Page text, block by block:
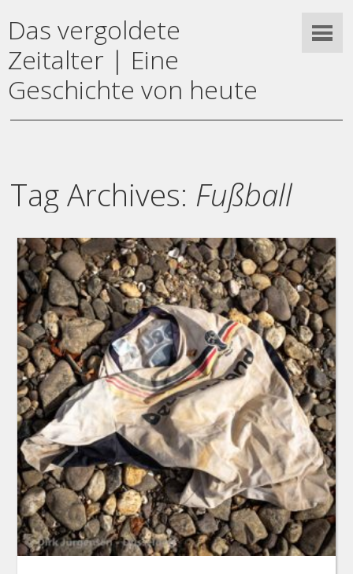
Das vergoldete
Zeitalter | Eine
Geschichte von heute
Tag Archives: Fußball